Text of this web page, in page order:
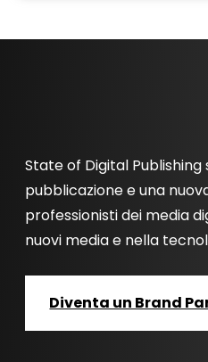
State of Digital
pubblicazione e una
professionisti dei media
nuovi media e nella
Diventa un Brand